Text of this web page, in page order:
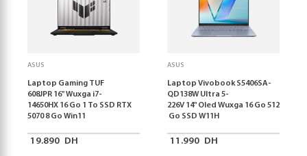
ASUS
Laptop Gaming TUF
608JPR 16'' Wuxga i7-
14650HX 16 Go 1 To SSD RTX
5070 8 Go Win11
19.890 DH
ASUS
Laptop Vivobook S5406SA-
QD138W Ultra 5-
226V 14" Oled Wuxga 16 Go 512
Go SSD W11H
11.990 DH